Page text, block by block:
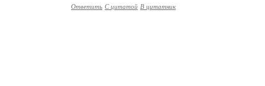
Ответить С цитатой В цитатник